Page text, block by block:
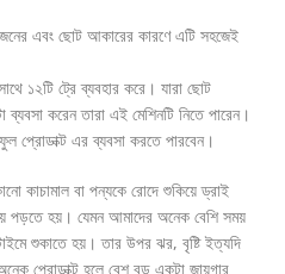
এবং ছোট আকারের কারণে এটি সহজেই
১২টি ট্রে ব্যবহার করে। যারা ছোট
করেন তারা এই মেশিনটি নিতে পারেন।
প্রোডাক্ট এর ব্যবসা করতে পারবেন।
কাচামাল বা পন্যকে রোদে শুকিয়ে ড্রাই
পড়তে হয়। যেমন আমাদের অনেক বেশি সময়
শুকাতে হয়। তার উপর ঝর, বৃষ্টি ইত্যদি
প্রোডাক্ট হলে বেশ বড় একটা জায়গার